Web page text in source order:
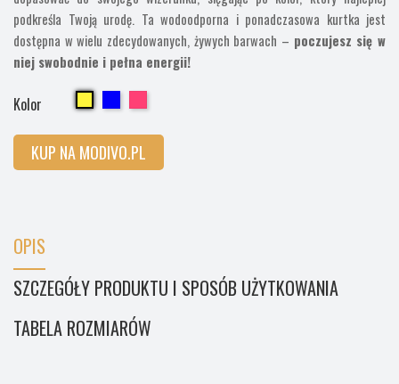
podkreśla Twoją urodę. Ta wodoodporna i ponadczasowa kurtka jest
dostępna w wielu zdecydowanych, żywych barwach – poczujesz się w
niej swobodnie i pełna energii!
Kolor
KUP NA MODIVO.PL
OPIS
SZCZEGÓŁY PRODUKTU I SPOSÓB UŻYTKOWANIA
TABELA ROZMIARÓW